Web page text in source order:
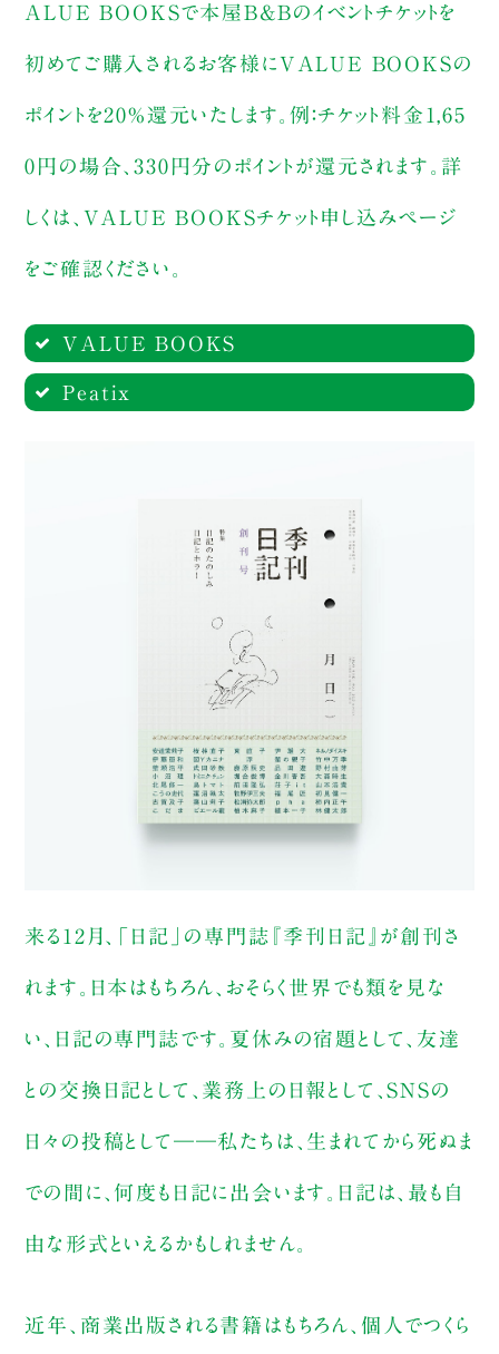
ALUE BOOKSで本屋B&Bのイベントチケットを
初めてご購入されるお客様にVALUE BOOKSの
ポイントを20%還元いたします。例：チケット料金1,65
0円の場合、330円分のポイントが還元されます。詳
しくは、VALUE BOOKSチケット申し込みページ
をご確認ください。
VALUE BOOKS
購入ページへ
購入ページへ
【配信参加】1,650円（税込）
Peatix
来る12月、「日記」の専門誌『季刊日記』が創刊さ
れます。日本はもちろん、おそらく世界でも類を見な
い、日記の専門誌です。夏休みの宿題として、友達
との交換日記として、業務上の日報として、SNSの
日々の投稿として――私たちは、生まれてから死ぬま
での間に、何度も日記に出会います。日記は、最も自
由な形式といえるかもしれません。
近年、商業出版される書籍はもちろん、個人でつくら